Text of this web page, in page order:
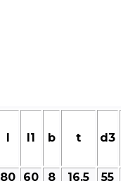
l l1 b t d3
80 60 8 16.5 55